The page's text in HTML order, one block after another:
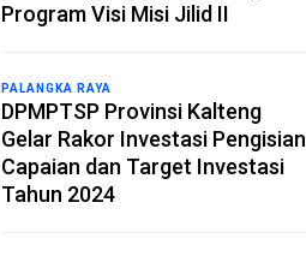
Program Visi Misi Jilid II
PALANGKA RAYA
DPMPTSP Provinsi Kalteng
Gelar Rakor Investasi Pengisian
Capaian dan Target Investasi
Tahun 2024